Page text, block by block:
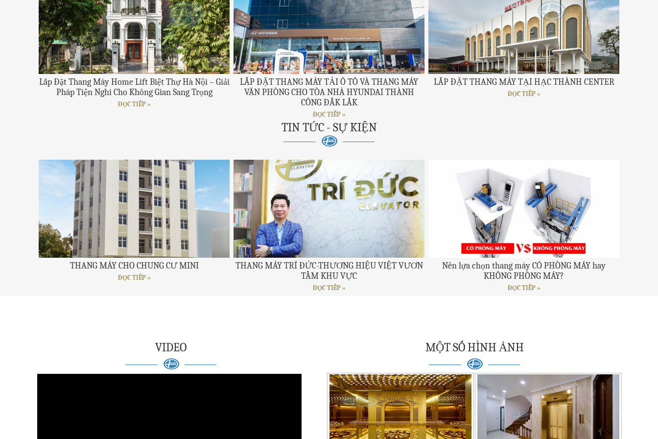
Lắp Đặt Thang Máy Home Lift Biệt Thự Hà Nội – Giải
Pháp Tiện Nghi Cho Không Gian Sang Trọng
ĐỌC TIẾP »
LẮP ĐẶT THANG MÁY TẢI Ô TÔ VÀ THANG MÁY
VĂN PHÒNG CHO TÒA NHÀ HYUNDAI THÀNH
CÔNG ĐẮK LẮK
ĐỌC TIẾP »
LẮP ĐẶT THANG MÁY TẠI HẠC THÀNH CENTER
ĐỌC TIẾP »
TIN TỨC - SỰ KIỆN
THANG MÁY CHO CHUNG CƯ MINI
ĐỌC TIẾP »
THANG MÁY TRÍ ĐỨC-THƯƠNG HIỆU VIỆT VƯƠN
TẦM KHU VỰC
ĐỌC TIẾP »
Nên lựa chọn thang máy CÓ PHÒNG MÁY hay
KHÔNG PHÒNG MÁY?
ĐỌC TIẾP »
VIDEO MỘT SỐ HÌNH ẢNH